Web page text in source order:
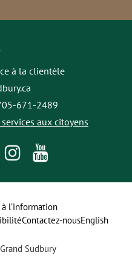
à la clientèle
671-2489
services aux citoyens
FollowFollow
us
on
Instagram
to
our
YouTube
Sudbury
l’information
Contactez-nousEnglish